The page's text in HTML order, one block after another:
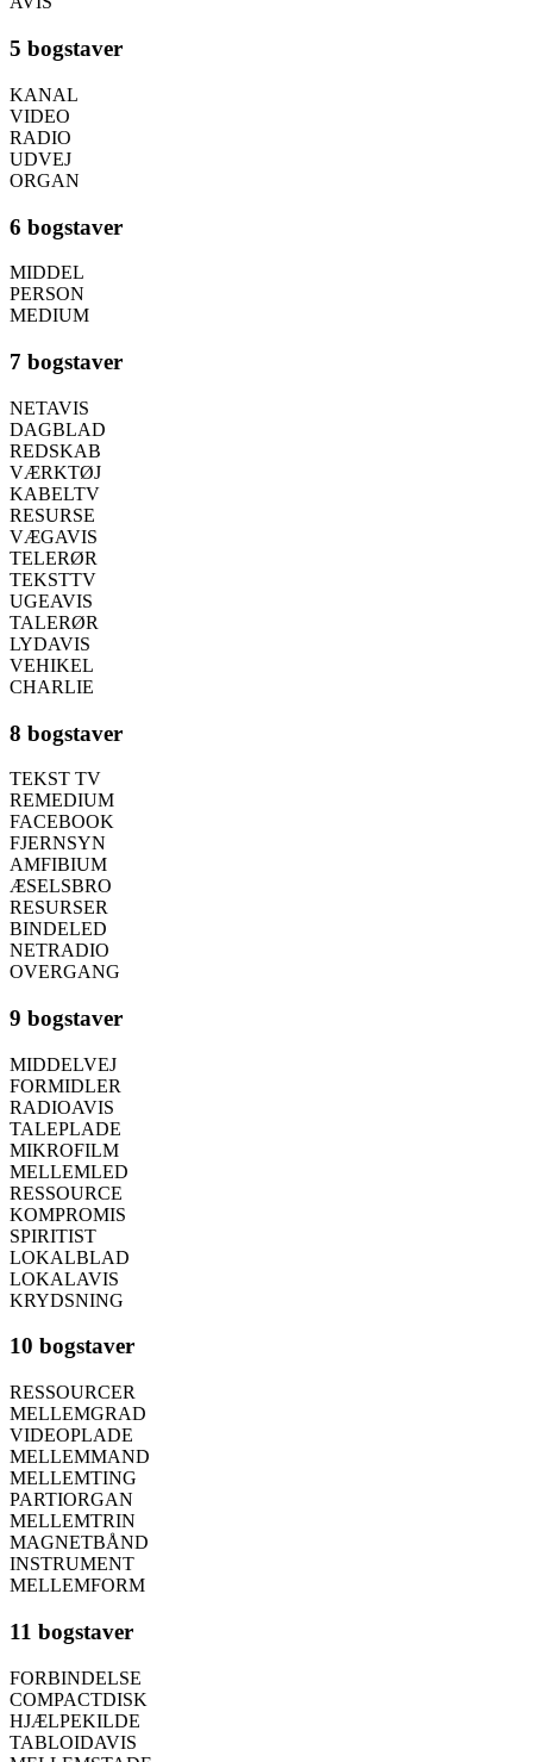
5 bogstaver
KANAL
VIDEO
RADIO
UDVEJ
ORGAN
6 bogstaver
MIDDEL
PERSON
MEDIUM
7 bogstaver
NETAVIS
DAGBLAD
REDSKAB
VÆRKTØJ
KABELTV
RESURSE
VÆGAVIS
TELERØR
TEKSTTV
UGEAVIS
TALERØR
LYDAVIS
VEHIKEL
CHARLIE
8 bogstaver
TEKST TV
REMEDIUM
FACEBOOK
FJERNSYN
AMFIBIUM
ÆSELSBRO
RESURSER
BINDELED
NETRADIO
OVERGANG
9 bogstaver
MIDDELVEJ
FORMIDLER
RADIOAVIS
TALEPLADE
MIKROFILM
MELLEMLED
RESSOURCE
KOMPROMIS
SPIRITIST
LOKALBLAD
LOKALAVIS
KRYDSNING
10 bogstaver
RESSOURCER
MELLEMGRAD
VIDEOPLADE
MELLEMMAND
MELLEMTING
PARTIORGAN
MELLEMTRIN
MAGNETBÅND
INSTRUMENT
MELLEMFORM
11 bogstaver
FORBINDELSE
COMPACTDISK
HJÆLPEKILDE
TABLOIDAVIS